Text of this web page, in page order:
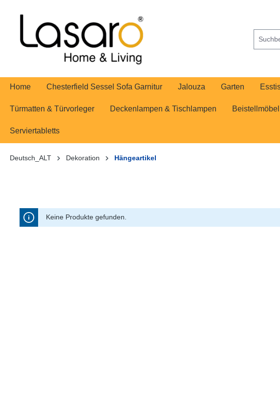
Home Chesterfield Sessel Sofa Garnitur Jalouza Garten
Türmatten & Türvorleger Deckenlampen & Tischlampen
Serviertabletts
Deutsch_ALT Dekoration Hängeartikel
Keine Produkte gefunden.